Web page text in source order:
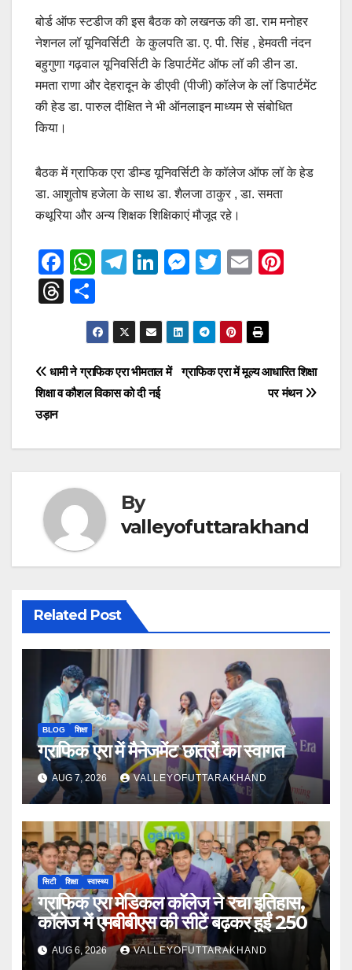
बोर्ड ऑफ स्टडीज की इस बैठक को लखनऊ की डा. राम मनोहर
नेशनल लॉ यूनिवर्सिटी के कुलपति डा. ए. पी. सिंह , हेमवती नंदन
बहुगुणा गढ़वाल यूनिवर्सिटी के डिपार्टमेंट ऑफ लॉ की डीन डा.
ममता राणा और देहरादून के डीएवी (पीजी) कॉलेज के लॉ डिपार्टमेंट
की हेड डा. पारुल दीक्षित ने भी ऑनलाइन माध्यम से संबोधित
किया।
बैठक में ग्राफिक एरा डीम्ड यूनिवर्सिटी के कॉलेज ऑफ लॉ के हेड
डा. आशुतोष हजेला के साथ डा. शैलजा ठाकुर , डा. समता
कथूरिया और अन्य शिक्षक शिक्षिकाएं मौजूद रहे।
F
a
c
b
o
W
s
A
p
T
gr
a
m
Li
e
dI
n
M
e
n
g
T
er
E
st
T
hr
a
d
h
ar
e
Post
navigation
ग्राफिक एरा में मूल्य आधारित शिक्षा
पर मंथन
धामी ने ग्राफिक एरा भीमताल में
शिक्षा व कौशल विकास को दी नई
उड़ान
By
valleyofuttarakhand
Related Post
BLOG शिक्षा
ग्राफिक एरा में मैनेजमेंट छात्रों का स्वागत
AUG 7, 2026 VALLEYOFUTTARAKHAND
सिटी शिक्षा स्वास्थ्य
ग्राफिक एरा मेडिकल कॉलेज ने रचा इतिहास,
कॉलेज में एमबीबीएस की सीटें बढ़कर हुईं 250
AUG 6, 2026 VALLEYOFUTTARAKHAND